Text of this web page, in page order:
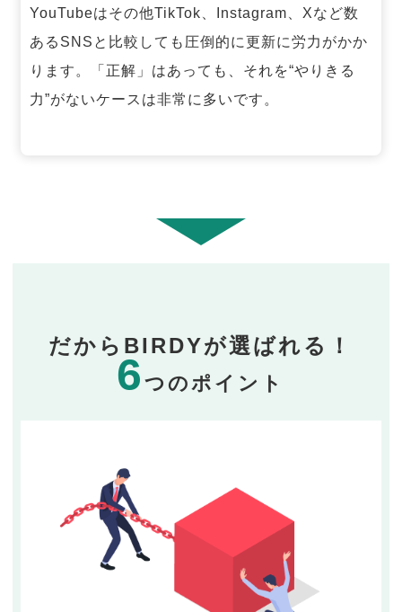
YouTubeはその他TikTok、Instagram、Xなど数
あるSNSと比較しても圧倒的に更新に労力がかか
ります。「正解」はあっても、それを“やりきる
力”がないケースは非常に多いです。
だからBIRDYが選ばれる！
6つのポイント